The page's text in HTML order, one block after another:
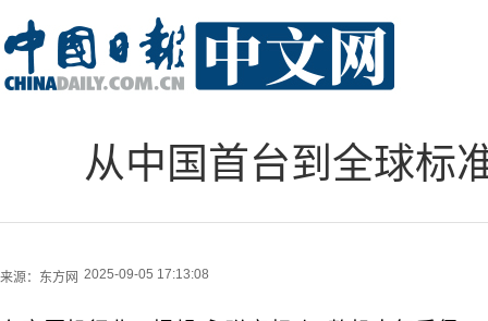
从中国首台到全球标
来源： 东方网 2025-09-05 17:13:08